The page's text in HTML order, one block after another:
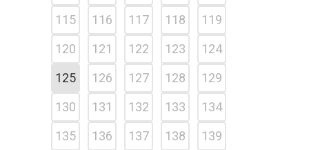
115
116 117 118
119
120
121 122 123
124
125
126 127 128
129
130
131 132 133
134
135
136 137 138
139